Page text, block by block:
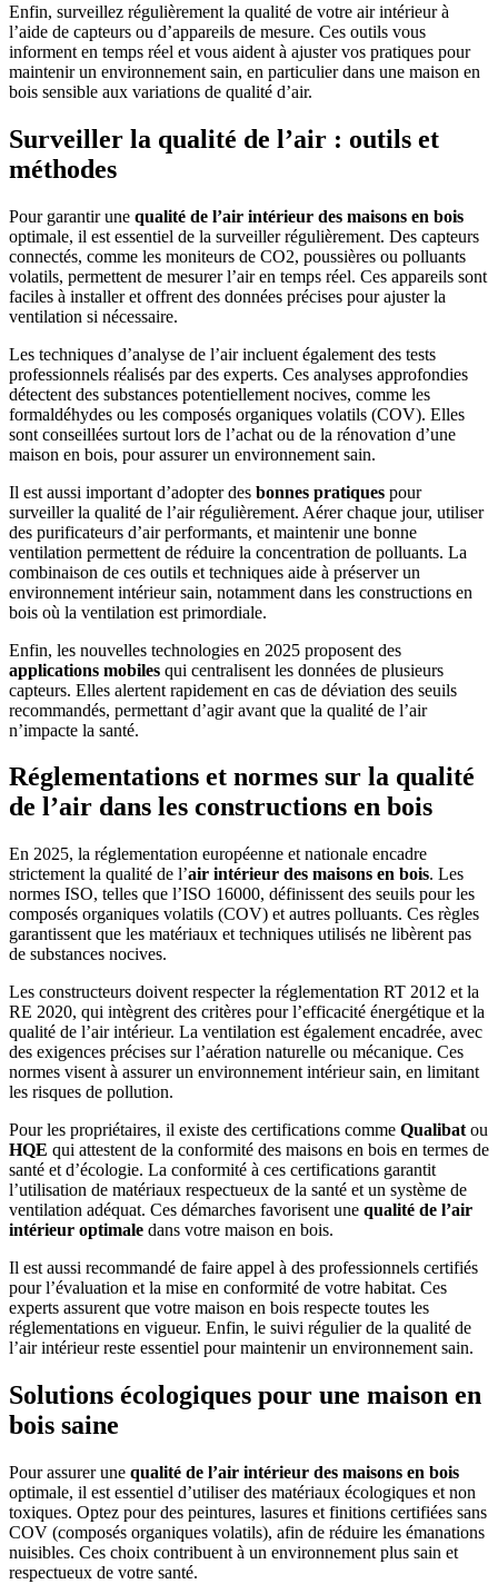
Enfin, surveillez régulièrement la qualité de votre air intérieur à
l’aide de capteurs ou d’appareils de mesure. Ces outils vous
informent en temps réel et vous aident à ajuster vos pratiques pour
maintenir un environnement sain, en particulier dans une maison en
bois sensible aux variations de qualité d’air.
Surveiller la qualité de l’air : outils et
méthodes
Pour garantir une qualité de l’air intérieur des maisons en bois
optimale, il est essentiel de la surveiller régulièrement. Des capteurs
connectés, comme les moniteurs de CO2, poussières ou polluants
volatils, permettent de mesurer l’air en temps réel. Ces appareils sont
faciles à installer et offrent des données précises pour ajuster la
ventilation si nécessaire.
Les techniques d’analyse de l’air incluent également des tests
professionnels réalisés par des experts. Ces analyses approfondies
détectent des substances potentiellement nocives, comme les
formaldéhydes ou les composés organiques volatils (COV). Elles
sont conseillées surtout lors de l’achat ou de la rénovation d’une
maison en bois, pour assurer un environnement sain.
Il est aussi important d’adopter des bonnes pratiques pour
surveiller la qualité de l’air régulièrement. Aérer chaque jour, utiliser
des purificateurs d’air performants, et maintenir une bonne
ventilation permettent de réduire la concentration de polluants. La
combinaison de ces outils et techniques aide à préserver un
environnement intérieur sain, notamment dans les constructions en
bois où la ventilation est primordiale.
Enfin, les nouvelles technologies en 2025 proposent des
applications mobiles qui centralisent les données de plusieurs
capteurs. Elles alertent rapidement en cas de déviation des seuils
recommandés, permettant d’agir avant que la qualité de l’air
n’impacte la santé.
Réglementations et normes sur la qualité
de l’air dans les constructions en bois
En 2025, la réglementation européenne et nationale encadre
strictement la qualité de l’air intérieur des maisons en bois. Les
normes ISO, telles que l’ISO 16000, définissent des seuils pour les
composés organiques volatils (COV) et autres polluants. Ces règles
garantissent que les matériaux et techniques utilisés ne libèrent pas
de substances nocives.
Les constructeurs doivent respecter la réglementation RT 2012 et la
RE 2020, qui intègrent des critères pour l’efficacité énergétique et la
qualité de l’air intérieur. La ventilation est également encadrée, avec
des exigences précises sur l’aération naturelle ou mécanique. Ces
normes visent à assurer un environnement intérieur sain, en limitant
les risques de pollution.
Pour les propriétaires, il existe des certifications comme Qualibat ou
HQE qui attestent de la conformité des maisons en bois en termes de
santé et d’écologie. La conformité à ces certifications garantit
l’utilisation de matériaux respectueux de la santé et un système de
ventilation adéquat. Ces démarches favorisent une qualité de l’air
intérieur optimale dans votre maison en bois.
Il est aussi recommandé de faire appel à des professionnels certifiés
pour l’évaluation et la mise en conformité de votre habitat. Ces
experts assurent que votre maison en bois respecte toutes les
réglementations en vigueur. Enfin, le suivi régulier de la qualité de
l’air intérieur reste essentiel pour maintenir un environnement sain.
Solutions écologiques pour une maison en
bois saine
Pour assurer une qualité de l’air intérieur des maisons en bois
optimale, il est essentiel d’utiliser des matériaux écologiques et non
toxiques. Optez pour des peintures, lasures et finitions certifiées sans
COV (composés organiques volatils), afin de réduire les émanations
nuisibles. Ces choix contribuent à un environnement plus sain et
respectueux de votre santé.